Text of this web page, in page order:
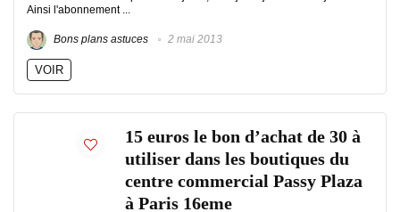
Ainsi l'abonnement ...
Bons plans astuces 2 mai 2013
VOIR
15 euros le bon d’achat de 30 à
utiliser dans les boutiques du
centre commercial Passy Plaza
à Paris 16eme